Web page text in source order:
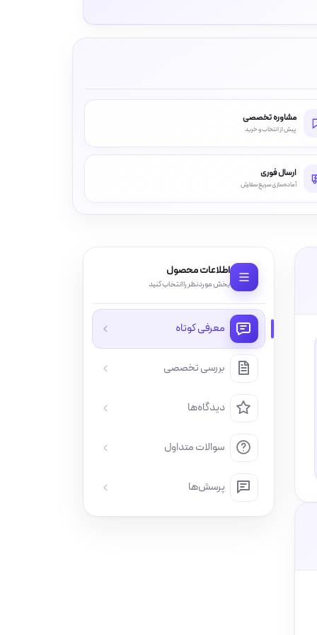
اطلاعات محصول
بخش موردنظر را انتخاب کنید
معرفی کوتاه
بررسی تخصصی
دیدگاه‌ها
سوالات متداول
پرسش‌ها
مشاوره تخصصی
پیش از انتخاب و خرید
ارسال فوری
آماده‌سازی سریع سفارش